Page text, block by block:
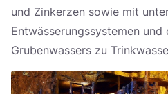
und Zinkerzen sowie mit
Entwässerungssystemen
Grubenwassers zu